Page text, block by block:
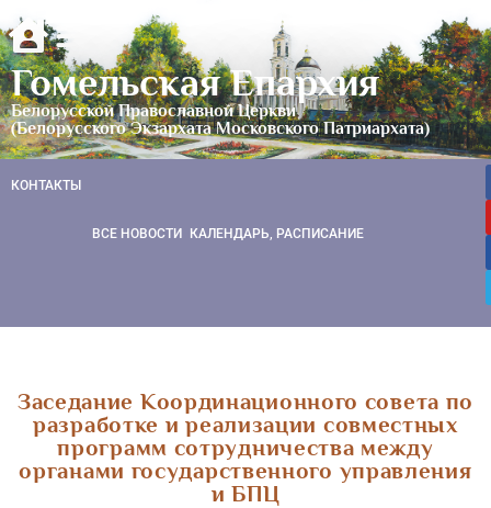
Гомельская Епархия
Белорусской Православной Церкви
(Белорусского Экзархата Московского Патриархата)
КОНТАКТЫ
ВСЕ НОВОСТИ КАЛЕНДАРЬ, РАСПИСАНИЕ
Заседание Координационного совета по
разработке и реализации совместных
программ сотрудничества между
органами государственного управления
и БПЦ